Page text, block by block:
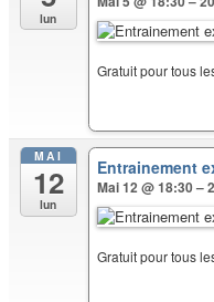
lun
Gratuit pour tous
MAI
12
lun
Entrainement
Mai 12 @ 18:30 –
Gratuit pour tous